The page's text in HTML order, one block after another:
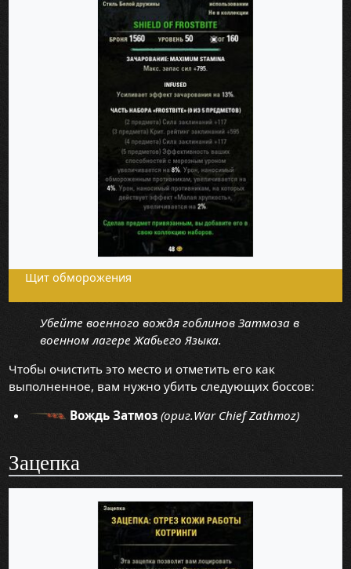
Щит обморожения
Убейте военного вождя гоблинов Затмоза в
военном лагере Жабьего Языка.
Чтобы очистить это место и отметить его как
выполненное, вам нужно убить следующих боссов:
Вождь Затмоз (ориг.War Chief Zathmoz)
Зацепка